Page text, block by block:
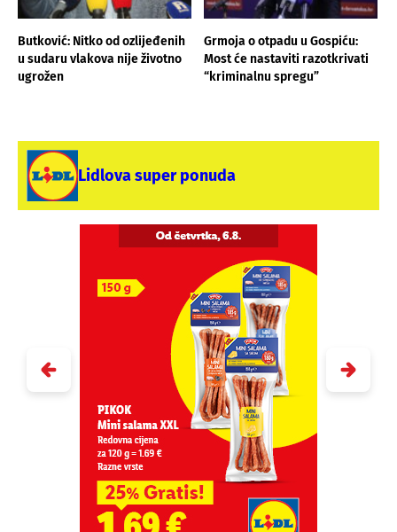
Butković: Nitko od ozlijeđenih
u sudaru vlakova nije životno
ugrožen
Grmoja o otpadu u Gospiću:
Most će nastaviti razotkrivati
“kriminalnu spregu”
Lidlova super ponuda